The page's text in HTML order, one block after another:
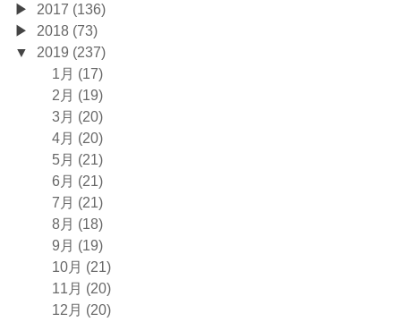
2017 (136)
2018 (73)
2019 (237)
1月 (17)
2月 (19)
3月 (20)
4月 (20)
5月 (21)
6月 (21)
7月 (21)
8月 (18)
9月 (19)
10月 (21)
11月 (20)
12月 (20)